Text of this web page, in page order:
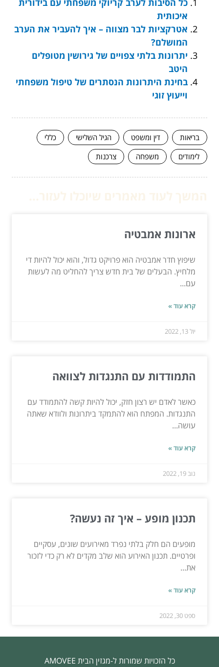
כל הסיבות לערב קריוקי משפחתי עם בידורית
איכותית
אטרקציות לבר מצווה – איך להעביר את הערב
המושלם?
יתרונות בלתי צפויים של גירושין מטופלים
היטב
בחינת היתרונות הנסתרים של טיפול משפחתי
וייעוץ זוגי
בריאות דין ומשפט הגיל השלישי
כללי
לימודים
משפחה צרכנות
ארונות אמבטיה
שיפוץ חדר אמבטיה הוא פרויקט גדול, והוא יכול להיות די
מלחיץ. הבעלים של בית חדש צריך להחליט מה לעשות
עם...
קרא עוד »
יול 13, 2022
התמודדות עם התנגדות לצוואה
כאשר לאדם יש רצון חזק, יכול להיות קשה להתמודד עם
התנגדות. המפתח הוא להתמקד ביתרונות ולוודא שאתה
עושה...
קרא עוד »
נוב 19, 2022
תכנון מופע – איך זה נעשה?
מופעים הם חלק בלתי נפרד מאירועים שונים, עסקיים
ופרטיים. תכנון האירוע הוא שלב מקדים לא רק כדי לזכור
את...
קרא עוד »
ספט 30, 2022
כל הזכויות שמורות ל-מגזין הבית AMOVEE